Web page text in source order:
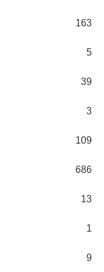
163
5
39
3
109
686
13
1
9